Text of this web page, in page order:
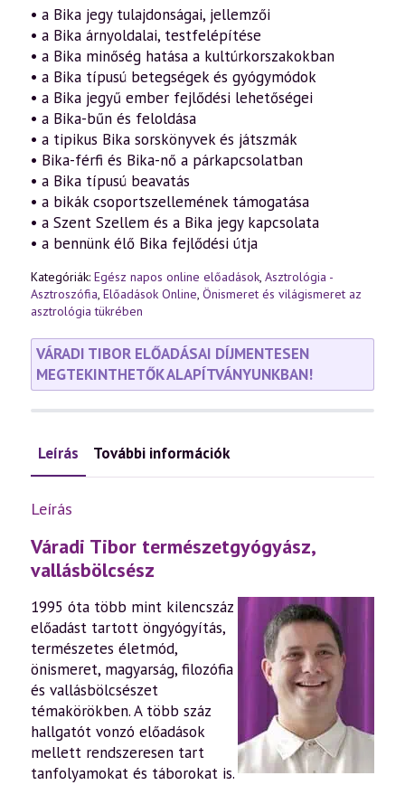
önismeret
és
világismeret
az
asztrológia
tükrében
2.
rész
(2011.03.27.)
mennyiség
• a Bika jegy tulajdonságai, jellemzői
• a Bika árnyoldalai, testfelépítése
• a Bika minőség hatása a kultúrkorszakokban
• a Bika típusú betegségek és gyógymódok
• a Bika jegyű ember fejlődési lehetőségei
• a Bika-bűn és feloldása
• a tipikus Bika sorskönyvek és játszmák
• Bika-férfi és Bika-nő a párkapcsolatban
• a Bika típusú beavatás
• a bikák csoportszellemének támogatása
• a Szent Szellem és a Bika jegy kapcsolata
• a bennünk élő Bika fejlődési útja
Kategóriák: Egész napos online előadások, Asztrológia -
Asztroszófia, Előadások Online, Önismeret és világismeret az
asztrológia tükrében
VÁRADI TIBOR ELŐADÁSAI DÍJMENTESEN
MEGTEKINTHETŐK ALAPÍTVÁNYUNKBAN!
Leírás További információk
Leírás
Váradi Tibor természetgyógyász,
vallásbölcsész
1995 óta több mint kilencszáz
előadást tartott öngyógyítás,
természetes életmód,
önismeret, magyarság, filozófia
és vallásbölcsészet
témakörökben. A több száz
hallgatót vonzó előadások
mellett rendszeresen tart
tanfolyamokat és táborokat is.